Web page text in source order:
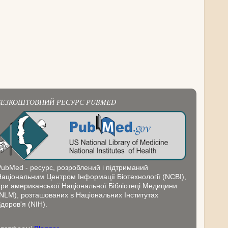
РЕСУРС PUBMED
- ресурс, розроблений і підтриманий
Центром Інформації Біотехнології (NCBI),
американської Національної Бібліотеці Медицини
розташованих в Національних Інститутах
(NIH).